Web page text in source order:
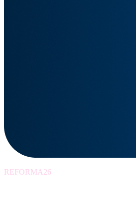
REFORMA26